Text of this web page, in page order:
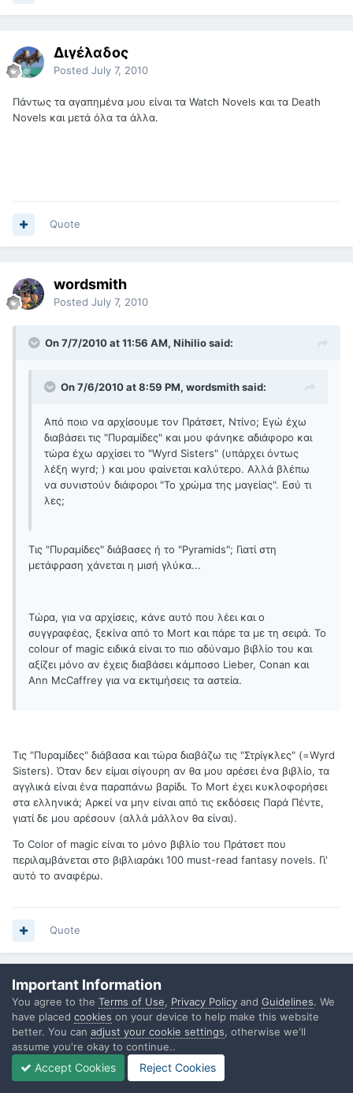
Διγέλαδος
Posted July 7, 2010
Πάντως τα αγαπημένα μου είναι τα Watch Novels και τα Death
Novels και μετά όλα τα άλλα.
Quote
wordsmith
Posted July 7, 2010
On 7/7/2010 at 11:56 AM, Nihilio said:
On 7/6/2010 at 8:59 PM, wordsmith said:
Από ποιο να αρχίσουμε τον Πράτσετ, Ντίνο; Εγώ έχω
διαβάσει τις "Πυραμίδες" και μου φάνηκε αδιάφορο και
τώρα έχω αρχίσει το "Wyrd Sisters" (υπάρχει όντως
λέξη wyrd; ) και μου φαίνεται καλύτερο. Αλλά βλέπω
να συνιστούν διάφοροι "Το χρώμα της μαγείας". Εσύ τι
λες;
Τις "Πυραμίδες" διάβασες ή το "Pyramids"; Γιατί στη
μετάφραση χάνεται η μισή γλύκα...
Τώρα, για να αρχίσεις, κάνε αυτό που λέει και ο
συγγραφέας, ξεκίνα από το Mort και πάρε τα με τη σειρά. Το
colour of magic ειδικά είναι το πιο αδύναμο βιβλίο του και
αξίζει μόνο αν έχεις διαβάσει κάμποσο Lieber, Conan και
Ann McCaffrey για να εκτιμήσεις τα αστεία.
Τις "Πυραμίδες" διάβασα και τώρα διαβάζω τις "Στρίγκλες" (=Wyrd
Sisters). Όταν δεν είμαι σίγουρη αν θα μου αρέσει ένα βιβλίο, τα
αγγλικά είναι ένα παραπάνω βαρίδι. Το Mort έχει κυκλοφορήσει
στα ελληνικά; Αρκεί να μην είναι από τις εκδόσεις Παρά Πέντε,
γιατί δε μου αρέσουν (αλλά μάλλον θα είναι).
Το Color of magic είναι το μόνο βιβλίο του Πράτσετ που
περιλαμβάνεται στο βιβλιαράκι 100 must-read fantasy novels. Γι'
αυτό το αναφέρω.
Quote
Nihilio
PostedJuly 7, 2010
On 7/7/2010 at 10:19 PM, wordsmith said:
Τις "Πυραμίδες" διάβασα και τώρα διαβάζω τις "Στρίγκλες"
Important Information
You agree to the Terms of Use, Privacy Policy and Guidelines. We
have placed cookies on your device to help make this website
better. You can adjust your cookie settings, otherwise we'll
assume you're okay to continue..
Accept Cookies Reject Cookies